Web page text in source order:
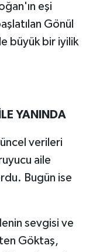
eşi
Gönül
büyük bir iyilik
YANINDA
verileri
aile
Bugün ise
sevgisi ve
Göktaş,